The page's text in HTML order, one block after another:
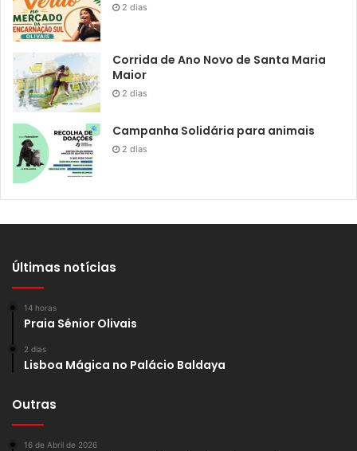
2 dias
Corrida de Ano Novo de Santa Maria
Maior
2 dias
Campanha Solidária para animais
2 dias
Últimas notícias
14 horas
Praia Sénior Olivais
2 dias
Lisboa Mágica no Palácio Baldaya
Outras
16 de Abril de 2026